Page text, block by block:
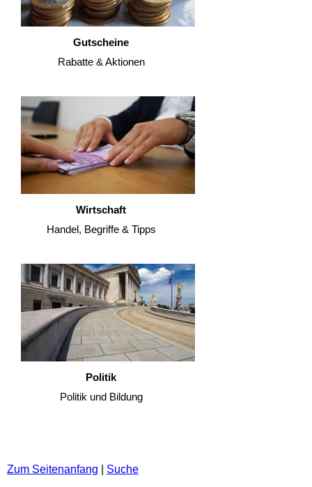
Gutscheine
Rabatte & Aktionen
Wirtschaft
Handel, Begriffe & Tipps
Politik
Politik und Bildung
Zum Seitenanfang Suche